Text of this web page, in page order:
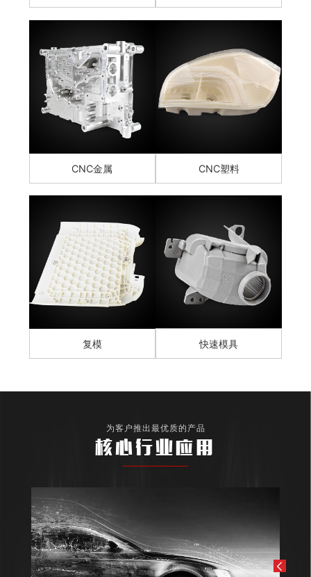
CNC金属 CNC塑料
复模 快速模具
为客户推出最优质的产品
核心行业应用